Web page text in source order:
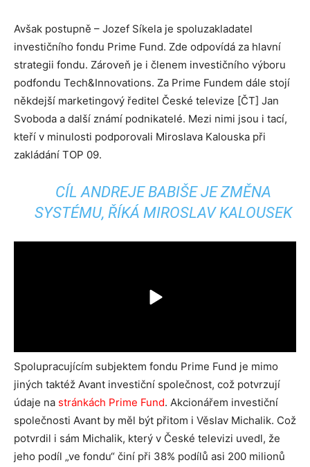
Avšak postupně – Jozef Síkela je spoluzakladatel
investičního fondu Prime Fund. Zde odpovídá za hlavní
strategii fondu. Zároveň je i členem investičního výboru
podfondu Tech&Innovations. Za Prime Fundem dále stojí
někdejší marketingový ředitel České televize [ČT] Jan
Svoboda a další známí podnikatelé. Mezi nimi jsou i tací,
kteří v minulosti podporovali Miroslava Kalouska při
zakládání TOP 09.
CÍL ANDREJE BABIŠE JE ZMĚNA
SYSTÉMU, ŘÍKÁ MIROSLAV KALOUSEK
Spolupracujícím subjektem fondu Prime Fund je mimo
jiných taktéž Avant investiční společnost, což potvrzují
údaje na stránkách Prime Fund. Akcionářem investiční
společnosti Avant by měl být přitom i Věslav Michalik. Což
potvrdil i sám Michalik, který v České televizi uvedl, že
jeho podíl „ve fondu“ činí při 38% podílů asi 200 milionů